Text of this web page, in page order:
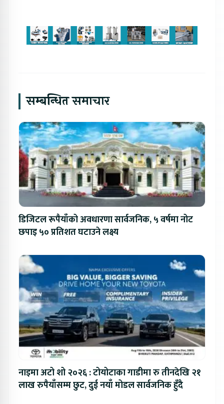
सम्बन्धित समाचार
डिजिटल रूपैयाँको अवधारणा सार्वजनिक, ५ वर्षमा नोट
छपाइ ५० प्रतिशत घटाउने लक्ष्य
नाइमा अटो शो २०२६ : टोयोटाका गाडीमा रु तीनदेखि २१
लाख रुपैयाँसम्म छुट, दुई नयाँ मोडल सार्वजनिक हुँदै